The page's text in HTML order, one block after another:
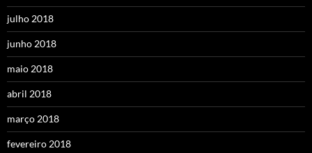
julho 2018
junho 2018
maio 2018
abril 2018
março 2018
fevereiro 2018